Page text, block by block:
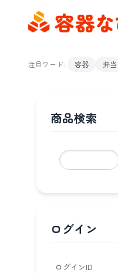
注目ワード:
容器 弁当
商品検索
ログイン
ログインID